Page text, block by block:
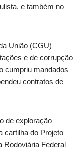
e também no
União (CGU)
e de corrupção
cumpriu mandados
contratos de
de exploração
cartilha do Projeto
Rodoviária Federal